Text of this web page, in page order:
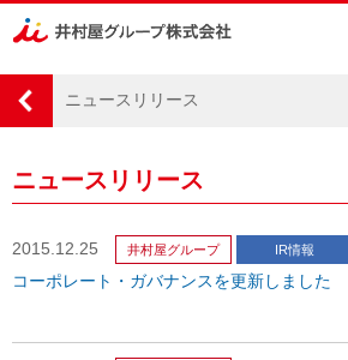
ニュースリリース
ニュースリリース
2015.12.25 井村屋グループ IR情報
コーポレート・ガバナンスを更新しました